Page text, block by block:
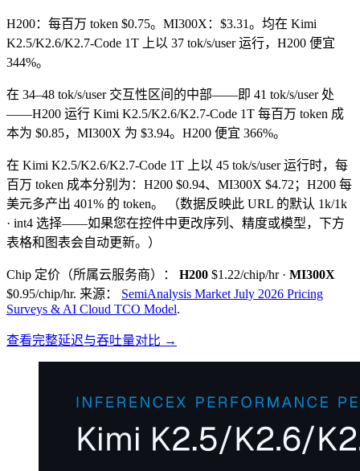
H200：每百万 token $0.75。MI300X：$3.31。均在 Kimi
K2.5/K2.6/K2.7-Code 1T 上以 37 tok/s/user 运行，H200 便宜
344%。
在 34–48 tok/s/user 交互性区间的中部——即 41 tok/s/user 处
——H200 运行 Kimi K2.5/K2.6/K2.7-Code 1T 每百万 token 成
本为 $0.85，MI300X 为 $3.94。H200 便宜 366%。
在 Kimi K2.5/K2.6/K2.7-Code 1T 上以 45 tok/s/user 运行时，每
百万 token 成本分别为：H200 $0.94、MI300X $4.72；H200 每
美元多产出 401% 的 token。
（数据反映此 URL 的默认 1k/1k
· int4 选择——如果您在控件中更改序列、精度或模型，下方
表格和图表会自动更新。）
Chip 定价（所属云服务商）： H200 $1.22/chip/hr· MI300X
$0.95/chip/hr. 来源：
SemiAnalysis Market July 2026 Pricing
Surveys & AI Cloud TCO Model.
查看完整延迟与吞吐量对比 →